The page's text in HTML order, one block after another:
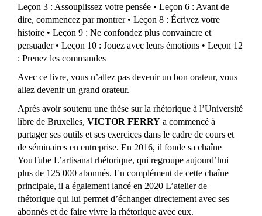
Leçon 3 : Assouplissez votre pensée • Leçon 6 : Avant de
dire, commencez par montrer • Leçon 8 : Écrivez votre
histoire • Leçon 9 : Ne confondez plus convaincre et
persuader • Leçon 10 : Jouez avec leurs émotions • Leçon 12
: Prenez les commandes
Avec ce livre, vous n’allez pas devenir un bon orateur, vous
allez devenir un grand orateur.
Après avoir soutenu une thèse sur la rhétorique à l’Université
libre de Bruxelles, VICTOR FERRY a commencé à
partager ses outils et ses exercices dans le cadre de cours et
de séminaires en entreprise. En 2016, il fonde sa chaîne
YouTube L’artisanat rhétorique, qui regroupe aujourd’hui
plus de 125 000 abonnés. En complément de cette chaîne
principale, il a également lancé en 2020 L’atelier de
rhétorique qui lui permet d’échanger directement avec ses
abonnés et de faire vivre la rhétorique avec eux.